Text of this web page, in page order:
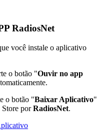
RadiosNet
você instale o aplicativo
o botão "Ouvir no app
o botão "Baixar Aplicativo"
Store porRadiosNet.